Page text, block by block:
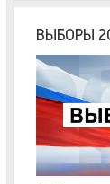
ВЫБОРЫ